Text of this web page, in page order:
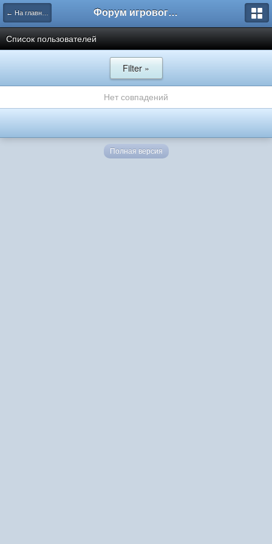
← На главную Форум игрового проекта Riverrise
Список пользователей
Filter »
Нет совпадений
Полная версия